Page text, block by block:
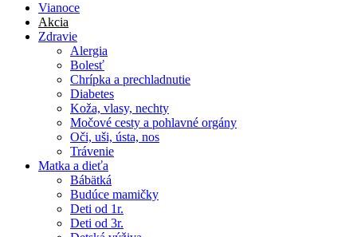
Vianoce
Akcia
Zdravie
Alergia
Bolesť
Chrípka a prechladnutie
Diabetes
Koža, vlasy, nechty
Močové cesty a pohlavné orgány
Oči, uši, ústa, nos
Trávenie
Matka a dieťa
Bábätká
Budúce mamičky
Deti od 1r.
Deti od 3r.